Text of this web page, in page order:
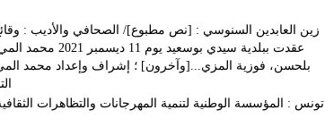
زين العابدين السنوسي : ‏[نص مطبوع]‏‏/ ‏الصحافي والأديب :
عقدت ببلدية سيدي بوسعيد
بلحسن، فوزية المزي...[وآخرون]‏ ؛ ‏إشراف وإعداد محمد
تونس‏ : ‏المؤسسة الوطنية لتنمية المهرجانات والتظاهرات الثقافية